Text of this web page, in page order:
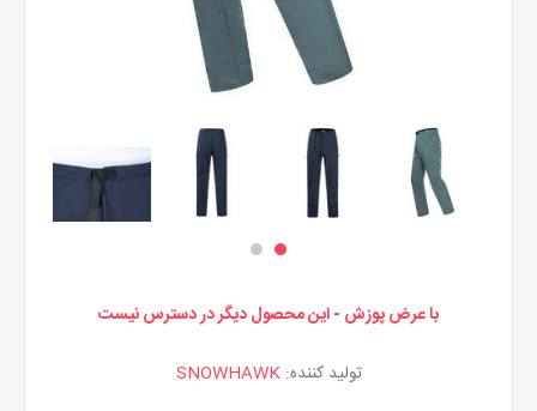
با عرض پوزش - این محصول دیگر در دسترس نیست
تولید کننده: SNOWHAWK